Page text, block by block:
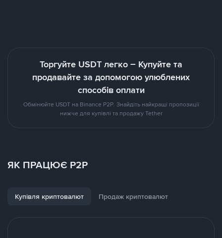
Торгуйте USDT легко – Купуйте та
продавайте за допомогою улюблених
способів оплати
Обмінюйте USDT на Binance P2P. Знайдіть найкращі пропозиції
нижче для купівлі та продажу Tether
ЯК ПРАЦЮЄ P2P
Купівля криптовалют Продаж криптовалют